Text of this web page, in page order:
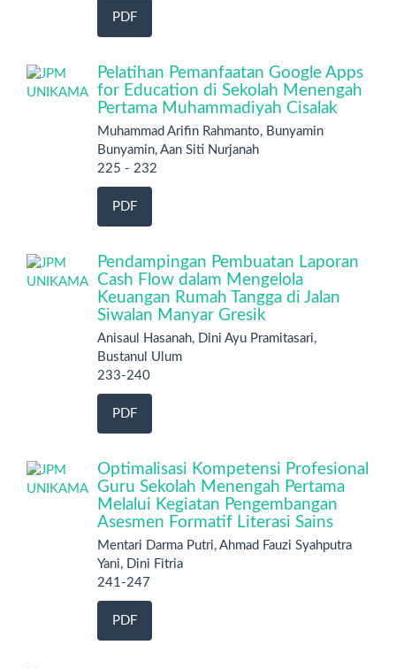
PDF
Pelatihan Pemanfaatan Google Apps
for Education di Sekolah Menengah
Pertama Muhammadiyah Cisalak
Muhammad Arifin Rahmanto, Bunyamin
Bunyamin, Aan Siti Nurjanah
225 - 232
PDF
Pendampingan Pembuatan Laporan
Cash Flow dalam Mengelola
Keuangan Rumah Tangga di Jalan
Siwalan Manyar Gresik
Anisaul Hasanah, Dini Ayu Pramitasari,
Bustanul Ulum
233-240
PDF
Optimalisasi Kompetensi Profesional
Guru Sekolah Menengah Pertama
Melalui Kegiatan Pengembangan
Asesmen Formatif Literasi Sains
Mentari Darma Putri, Ahmad Fauzi Syahputra
Yani, Dini Fitria
241-247
PDF